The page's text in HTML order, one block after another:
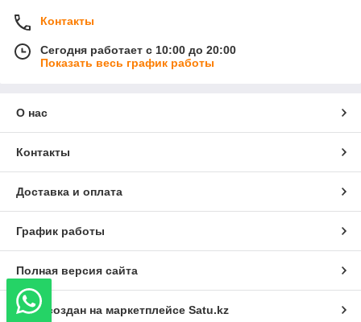
Контакты
Сегодня работает с 10:00 до 20:00
Показать весь график работы
О нас
Контакты
Доставка и оплата
График работы
Полная версия сайта
Сайт создан на маркетплейсе Satu.kz